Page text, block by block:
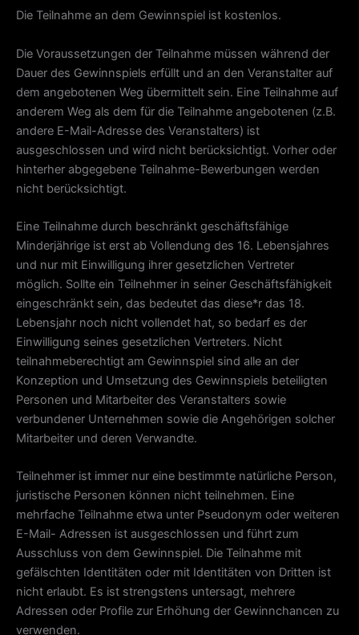
Die Teilnahme an dem Gewinnspiel ist kostenlos.
Die Voraussetzungen der Teilnahme müssen während der
Dauer des Gewinnspiels erfüllt und an den Veranstalter auf
dem angebotenen Weg übermittelt sein. Eine Teilnahme auf
anderem Weg als dem für die Teilnahme angebotenen (z.B.
andere E-Mail-Adresse des Veranstalters) ist
ausgeschlossen und wird nicht berücksichtigt. Vorher oder
hinterher abgegebene Teilnahme-Bewerbungen werden
nicht berücksichtigt.
Eine Teilnahme durch beschränkt geschäftsfähige
Minderjährige ist erst ab Vollendung des 16. Lebensjahres
und nur mit Einwilligung ihrer gesetzlichen Vertreter
möglich. Sollte ein Teilnehmer in seiner Geschäftsfähigkeit
eingeschränkt sein, das bedeutet das diese*r das 18.
Lebensjahr noch nicht vollendet hat, so bedarf es der
Einwilligung seines gesetzlichen Vertreters. Nicht
teilnahmeberechtigt am Gewinnspiel sind alle an der
Konzeption und Umsetzung des Gewinnspiels beteiligten
Personen und Mitarbeiter des Veranstalters sowie
verbundener Unternehmen sowie die Angehörigen solcher
Mitarbeiter und deren Verwandte.
Teilnehmer ist immer nur eine bestimmte natürliche Person,
juristische Personen können nicht teilnehmen. Eine
mehrfache Teilnahme etwa unter Pseudonym oder weiteren
E-Mail- Adressen ist ausgeschlossen und führt zum
Ausschluss von dem Gewinnspiel. Die Teilnahme mit
gefälschten Identitäten oder mit Identitäten von Dritten ist
nicht erlaubt. Es ist strengstens untersagt, mehrere
Adressen oder Profile zur Erhöhung der Gewinnchancen zu
verwenden.